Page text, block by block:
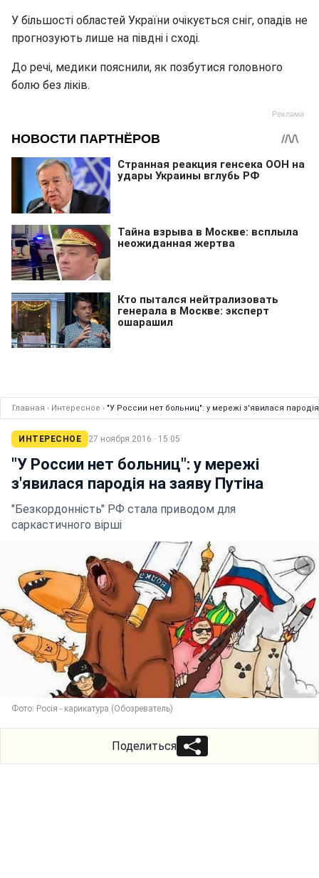
У більшості областей України очікується сніг, опадів не
прогнозують лише на півдні і сході.
До речі, медики пояснили, як позбутися головного
болю без ліків.
Главная › Интересное › "У России нет больниц": у мережі з'явилася пародія
ИНТЕРЕСНОЕ 27 ноября 2016 · 15:05
"У России нет больниц": у мережі
з'явилася пародія на заяву Путіна
"Безкордонність" РФ стала приводом для
саркастичного вірші
Фото: Росія - карикатура (Обозреватель)
Поделиться